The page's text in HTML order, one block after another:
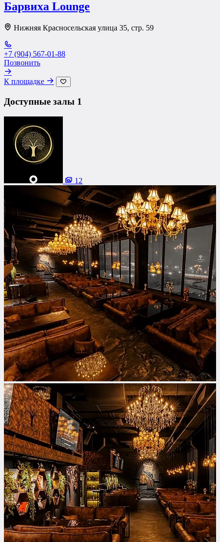
Барвиха Lounge
Нижняя Красносельская улица 35, стр. 59
+7 (904) 567-01-88
Позвонить
К площадке
Доступные залы 1
12